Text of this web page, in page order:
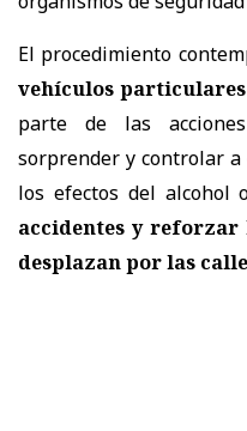
El procedimiento
vehículos
parte de las
sorprender y controlar
los efectos del alcohol
accidentes y reforzar
desplazan por las